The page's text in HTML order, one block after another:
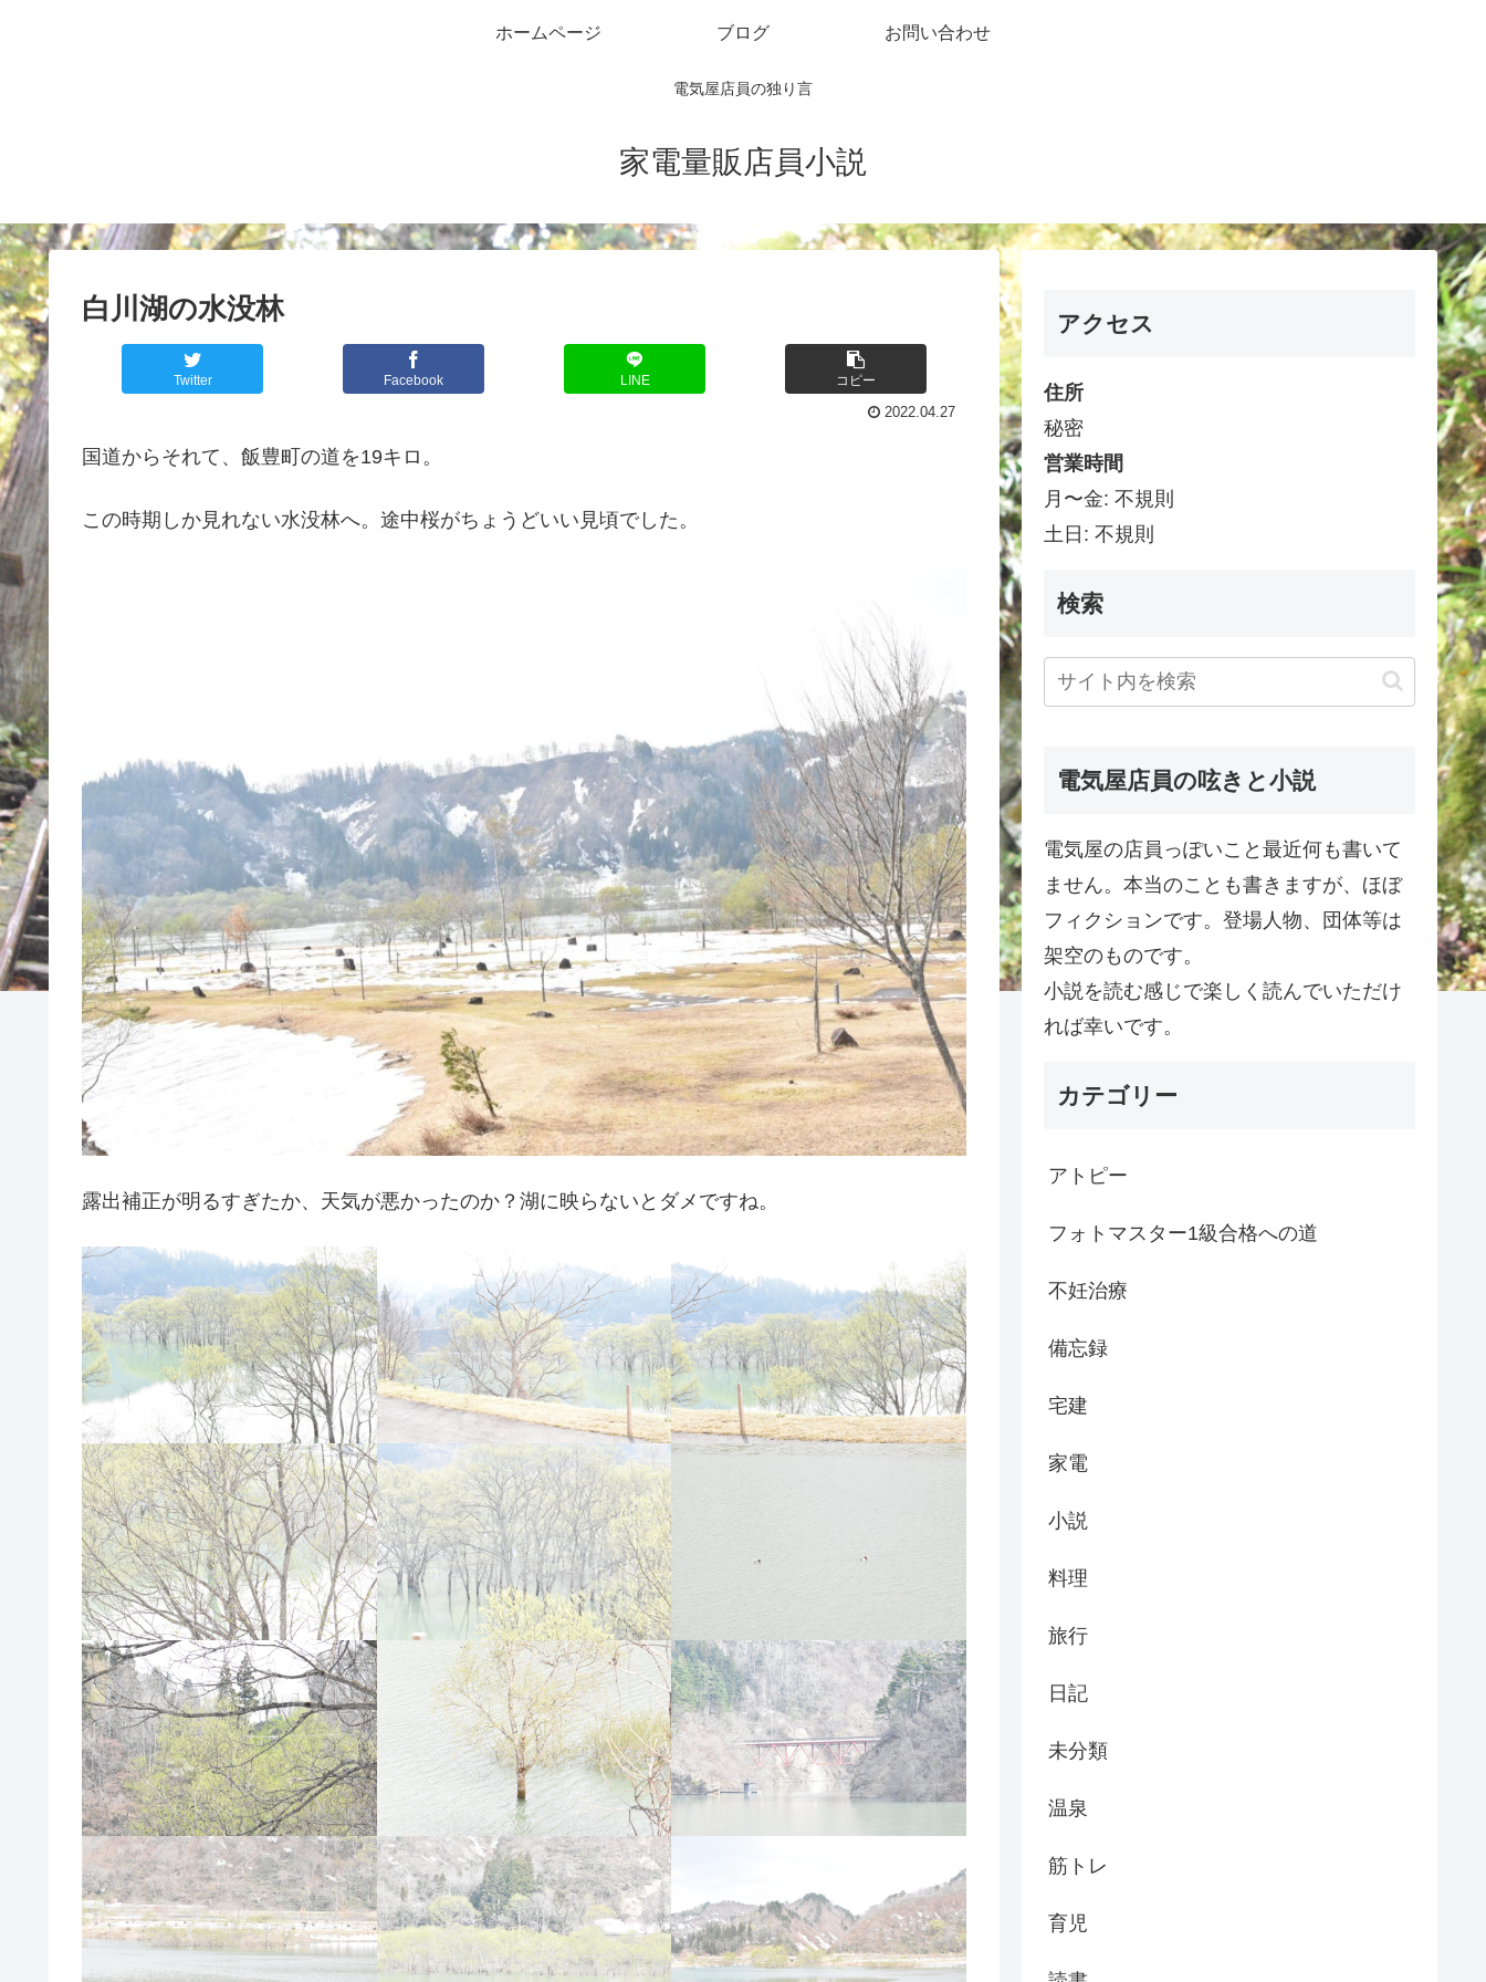
電気屋店員の独り言
家電量販店員小説
ホームページ ブログ お問い合わせ
白川湖の水没林
Twitter Facebook LINE コピー
2022.04.27
国道からそれて、飯豊町の道を19キロ。
この時期しか見れない水没林へ。途中桜がちょうどいい見頃でした。
露出補正が明るすぎたか、天気が悪かったのか？湖に映らないとダメですね。
アクセス
住所
秘密
営業時間
月〜金: 不規則
土日: 不規則
検索
電気屋店員の呟きと小説
電気屋の店員っぽいこと最近何も書いて
ません。本当のことも書きますが、ほぼ
フィクションです。登場人物、団体等は
架空のものです。
小説を読む感じで楽しく読んでいただけ
れば幸いです。
カテゴリー
アトピー
フォトマスター1級合格への道
不妊治療
備忘録
宅建
家電
小説
料理
旅行
日記
未分類
温泉
筋トレ
育児